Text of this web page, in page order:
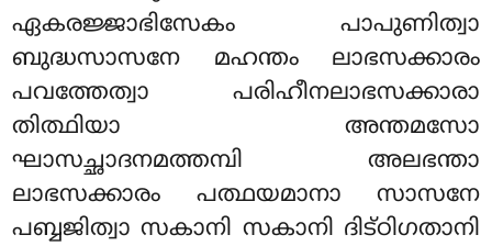
ഏകരജ്ജാഭിസേകം പാപുണിത്വാ
ബുദ്ധസാസനേ മഹന്തം ലാഭസക്കാരം
പവത്തേത്വാ പരിഹീനലാഭസക്കാരാ
തിത്ഥിയാ അന്തമസോ
ഘാസച്ഛാദനമത്തമ്പി അലഭന്താ
ലാഭസക്കാരം പത്ഥയമാനാ സാസനേ
പബ്ബജിത്വാ സകാനി സകാനി ദിട്ഠിഗതാനി